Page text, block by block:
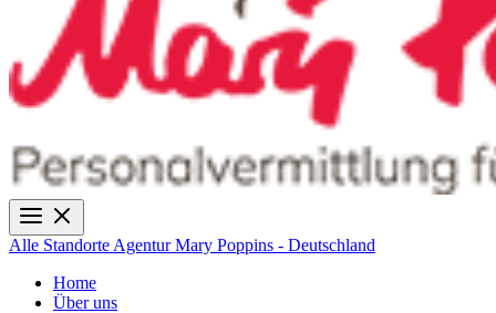
Alle Standorte Agentur Mary Poppins - Deutschland
Home
Über uns